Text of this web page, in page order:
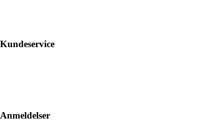
Kundeservice
Anmeldelser